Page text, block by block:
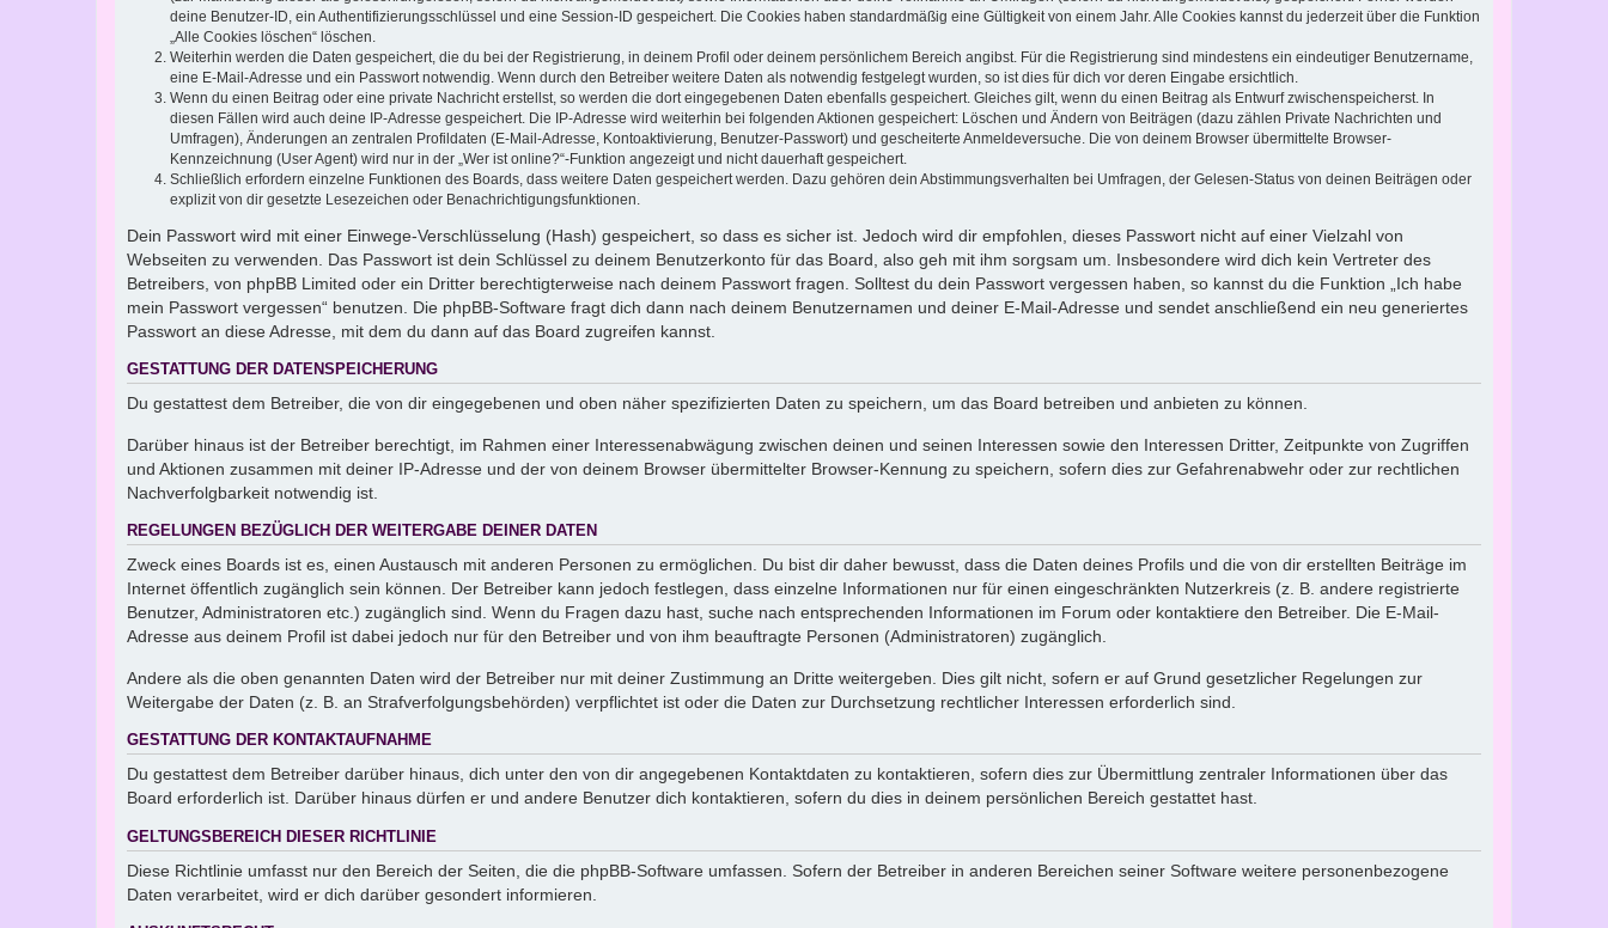
deine Benutzer-ID, ein Authentifizierungsschlüssel und eine Session-ID gespeichert. Die Cookies haben standardmäßig eine Gültigkeit von einem Jahr. Alle Cookies kannst du jederzeit über die Funktion
„Alle Cookies löschen“ löschen.
Weiterhin werden die Daten gespeichert, die du bei der Registrierung, in deinem Profil oder deinem persönlichem Bereich angibst. Für die Registrierung sind mindestens ein eindeutiger Benutzername,
eine E-Mail-Adresse und ein Passwort notwendig. Wenn durch den Betreiber weitere Daten als notwendig festgelegt wurden, so ist dies für dich vor deren Eingabe ersichtlich.
Wenn du einen Beitrag oder eine private Nachricht erstellst, so werden die dort eingegebenen Daten ebenfalls gespeichert. Gleiches gilt, wenn du einen Beitrag als Entwurf zwischenspeicherst. In
diesen Fällen wird auch deine IP-Adresse gespeichert. Die IP-Adresse wird weiterhin bei folgenden Aktionen gespeichert: Löschen und Ändern von Beiträgen (dazu zählen Private Nachrichten und
Umfragen), Änderungen an zentralen Profildaten (E-Mail-Adresse, Kontoaktivierung, Benutzer-Passwort) und gescheiterte Anmeldeversuche. Die von deinem Browser übermittelte Browser-
Kennzeichnung (User Agent) wird nur in der „Wer ist online?“-Funktion angezeigt und nicht dauerhaft gespeichert.
Schließlich erfordern einzelne Funktionen des Boards, dass weitere Daten gespeichert werden. Dazu gehören dein Abstimmungsverhalten bei Umfragen, der Gelesen-Status von deinen Beiträgen oder
explizit von dir gesetzte Lesezeichen oder Benachrichtigungsfunktionen.
Dein Passwort wird mit einer Einwege-Verschlüsselung (Hash) gespeichert, so dass es sicher ist. Jedoch wird dir empfohlen, dieses Passwort nicht auf einer Vielzahl von
Webseiten zu verwenden. Das Passwort ist dein Schlüssel zu deinem Benutzerkonto für das Board, also geh mit ihm sorgsam um. Insbesondere wird dich kein Vertreter des
Betreibers, von phpBB Limited oder ein Dritter berechtigterweise nach deinem Passwort fragen. Solltest du dein Passwort vergessen haben, so kannst du die Funktion „Ich habe
mein Passwort vergessen“ benutzen. Die phpBB-Software fragt dich dann nach deinem Benutzernamen und deiner E-Mail-Adresse und sendet anschließend ein neu generiertes
Passwort an diese Adresse, mit dem du dann auf das Board zugreifen kannst.
GESTATTUNG DER DATENSPEICHERUNG
Du gestattest dem Betreiber, die von dir eingegebenen und oben näher spezifizierten Daten zu speichern, um das Board betreiben und anbieten zu können.
Darüber hinaus ist der Betreiber berechtigt, im Rahmen einer Interessenabwägung zwischen deinen und seinen Interessen sowie den Interessen Dritter, Zeitpunkte von Zugriffen
und Aktionen zusammen mit deiner IP-Adresse und der von deinem Browser übermittelter Browser-Kennung zu speichern, sofern dies zur Gefahrenabwehr oder zur rechtlichen
Nachverfolgbarkeit notwendig ist.
REGELUNGEN BEZÜGLICH DER WEITERGABE DEINER DATEN
Zweck eines Boards ist es, einen Austausch mit anderen Personen zu ermöglichen. Du bist dir daher bewusst, dass die Daten deines Profils und die von dir erstellten Beiträge im
Internet öffentlich zugänglich sein können. Der Betreiber kann jedoch festlegen, dass einzelne Informationen nur für einen eingeschränkten Nutzerkreis (z. B. andere registrierte
Benutzer, Administratoren etc.) zugänglich sind. Wenn du Fragen dazu hast, suche nach entsprechenden Informationen im Forum oder kontaktiere den Betreiber. Die E-Mail-
Adresse aus deinem Profil ist dabei jedoch nur für den Betreiber und von ihm beauftragte Personen (Administratoren) zugänglich.
Andere als die oben genannten Daten wird der Betreiber nur mit deiner Zustimmung an Dritte weitergeben. Dies gilt nicht, sofern er auf Grund gesetzlicher Regelungen zur
Weitergabe der Daten (z. B. an Strafverfolgungsbehörden) verpflichtet ist oder die Daten zur Durchsetzung rechtlicher Interessen erforderlich sind.
GESTATTUNG DER KONTAKTAUFNAHME
Du gestattest dem Betreiber darüber hinaus, dich unter den von dir angegebenen Kontaktdaten zu kontaktieren, sofern dies zur Übermittlung zentraler Informationen über das
Board erforderlich ist. Darüber hinaus dürfen er und andere Benutzer dich kontaktieren, sofern du dies in deinem persönlichen Bereich gestattet hast.
GELTUNGSBEREICH DIESER RICHTLINIE
Diese Richtlinie umfasst nur den Bereich der Seiten, die die phpBB-Software umfassen. Sofern der Betreiber in anderen Bereichen seiner Software weitere personenbezogene
Daten verarbeitet, wird er dich darüber gesondert informieren.